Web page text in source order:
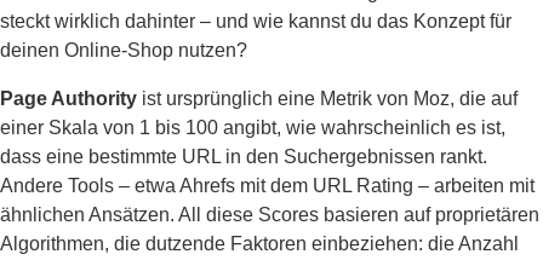
steckt wirklich dahinter – und wie kannst du das Konzept für
deinen Online-Shop nutzen?
Page Authority ist ursprünglich eine Metrik von Moz, die auf
einer Skala von 1 bis 100 angibt, wie wahrscheinlich es ist,
dass eine bestimmte URL in den Suchergebnissen rankt.
Andere Tools – etwa Ahrefs mit dem URL Rating – arbeiten mit
ähnlichen Ansätzen. All diese Scores basieren auf proprietären
Algorithmen, die dutzende Faktoren einbeziehen: die Anzahl